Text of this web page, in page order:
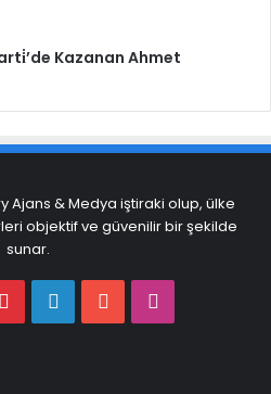
Kazanan Ahmet
Ajans & Medya iştiraki olup, ülke
objektif ve güvenilir bir şekilde
sunar.
PinterestLinkedInYouTube